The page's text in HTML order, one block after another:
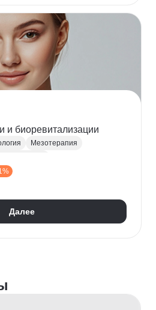
и биоревитализации
Мезотерапия
Далее